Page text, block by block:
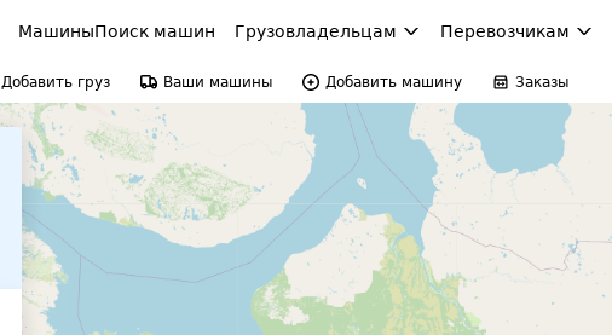
МашиныПоиск машин Грузовладельцам Перевозчикам
Добавить груз Ваши машины Добавить машину Заказы